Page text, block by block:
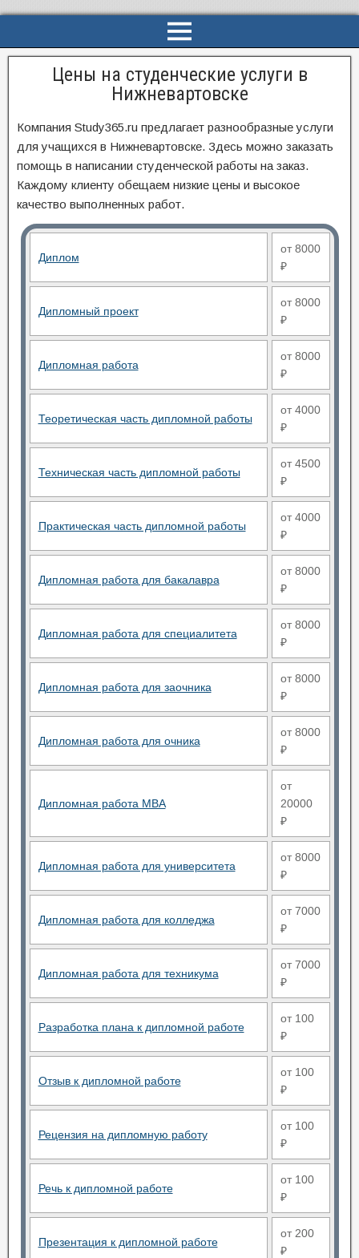
Цены на студенческие услуги в
Нижневартовске
Компания Study365.ru предлагает разнообразные услуги
для учащихся в Нижневартовске. Здесь можно заказать
помощь в написании студенческой работы на заказ.
Каждому клиенту обещаем низкие цены и высокое
качество выполненных работ.
Диплом
от 8000
₽
Дипломный проект
от 8000
₽
Дипломная работа
от 8000
₽
Теоретическая часть дипломной работы
от 4000
₽
Техническая часть дипломной работы
от 4500
₽
Практическая часть дипломной работы
от 4000
₽
Дипломная работа для бакалавра
от 8000
₽
Дипломная работа для специалитета
от 8000
₽
Дипломная работа для заочника
от 8000
₽
Дипломная работа для очника
от 8000
₽
Дипломная работа MBA
от
20000
₽
Дипломная работа для университета
от 8000
₽
Дипломная работа для колледжа
от 7000
₽
Дипломная работа для техникума
от 7000
₽
Разработка плана к дипломной работе
от 100
₽
Отзыв к дипломной работе
от 100
₽
Рецензия на дипломную работу
от 100
₽
Речь к дипломной работе
от 100
₽
Презентация к дипломной работе
от 200
₽